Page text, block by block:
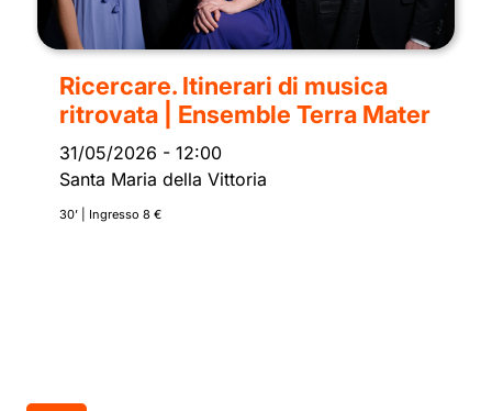
Ricercare. Itinerari di musica
ritrovata | Ensemble Terra Mater
31/05/2026 - 12:00
Santa Maria della Vittoria
30’ | Ingresso 8 €